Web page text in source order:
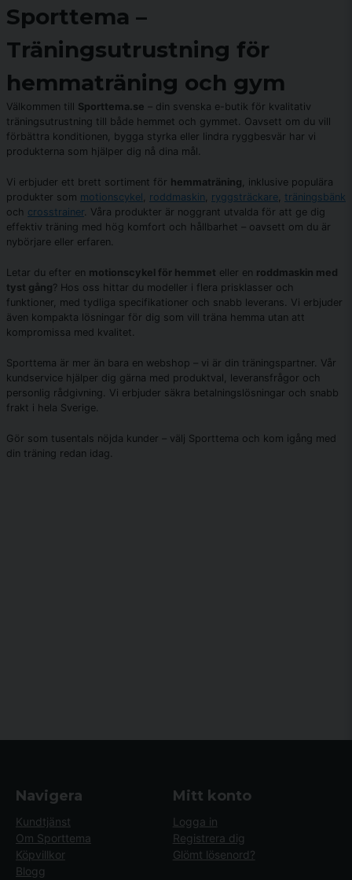
Sporttema –
Träningsutrustning för
hemmaträning och gym
Välkommen till Sporttema.se – din svenska e-butik för kvalitativ
träningsutrustning till både hemmet och gymmet. Oavsett om du vill
förbättra konditionen, bygga styrka eller lindra ryggbesvär har vi
produkterna som hjälper dig nå dina mål.
Vi erbjuder ett brett sortiment för hemmaträning, inklusive populära
produkter som motionscykel, roddmaskin, ryggsträckare, träningsbänk
och crosstrainer. Våra produkter är noggrant utvalda för att ge dig
effektiv träning med hög komfort och hållbarhet – oavsett om du är
nybörjare eller erfaren.
Letar du efter en motionscykel för hemmet eller en roddmaskin med
tyst gång? Hos oss hittar du modeller i flera prisklasser och
funktioner, med tydliga specifikationer och snabb leverans. Vi erbjuder
även kompakta lösningar för dig som vill träna hemma utan att
kompromissa med kvalitet.
Sporttema är mer än bara en webshop – vi är din träningspartner. Vår
kundservice hjälper dig gärna med produktval, leveransfrågor och
personlig rådgivning. Vi erbjuder säkra betalningslösningar och snabb
frakt i hela Sverige.
Gör som tusentals nöjda kunder – välj Sporttema och kom igång med
din träning redan idag.
Navigera
Kundtjänst
Om Sporttema
Köpvillkor
Blogg
Mitt konto
Logga in
Registrera dig
Glömt lösenord?